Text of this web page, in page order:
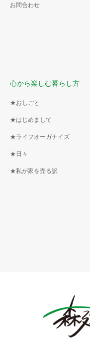
お問合わせ
心から楽しむ暮らし方
★おしごと
★はじめまして
★ライフオーガナイズ
★日々
★私が家を売る訳